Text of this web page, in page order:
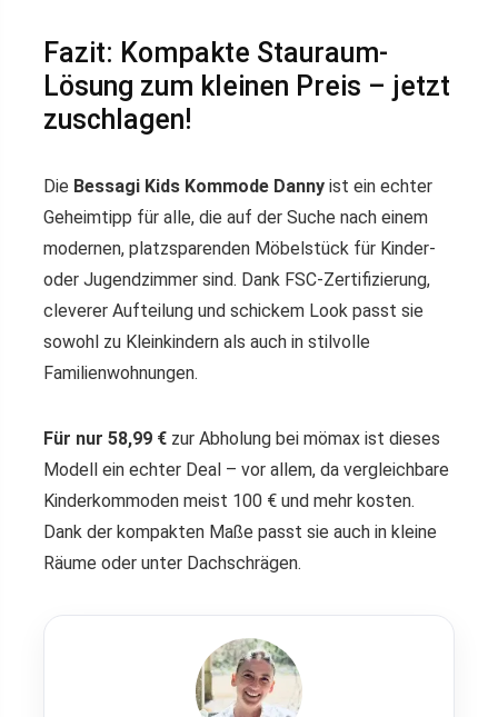
Fazit: Kompakte Stauraum-
Lösung zum kleinen Preis – jetzt
zuschlagen!
Die Bessagi Kids Kommode Danny ist ein echter
Geheimtipp für alle, die auf der Suche nach einem
modernen, platzsparenden Möbelstück für Kinder-
oder Jugendzimmer sind. Dank FSC-Zertifizierung,
cleverer Aufteilung und schickem Look passt sie
sowohl zu Kleinkindern als auch in stilvolle
Familienwohnungen.
Für nur 58,99 € zur Abholung bei mömax ist dieses
Modell ein echter Deal – vor allem, da vergleichbare
Kinderkommoden meist 100 € und mehr kosten.
Dank der kompakten Maße passt sie auch in kleine
Räume oder unter Dachschrägen.